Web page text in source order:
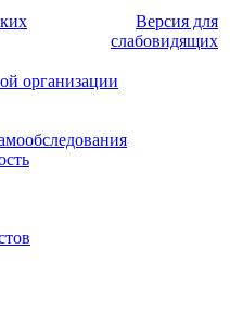
Версия для
слабовидящих
организации